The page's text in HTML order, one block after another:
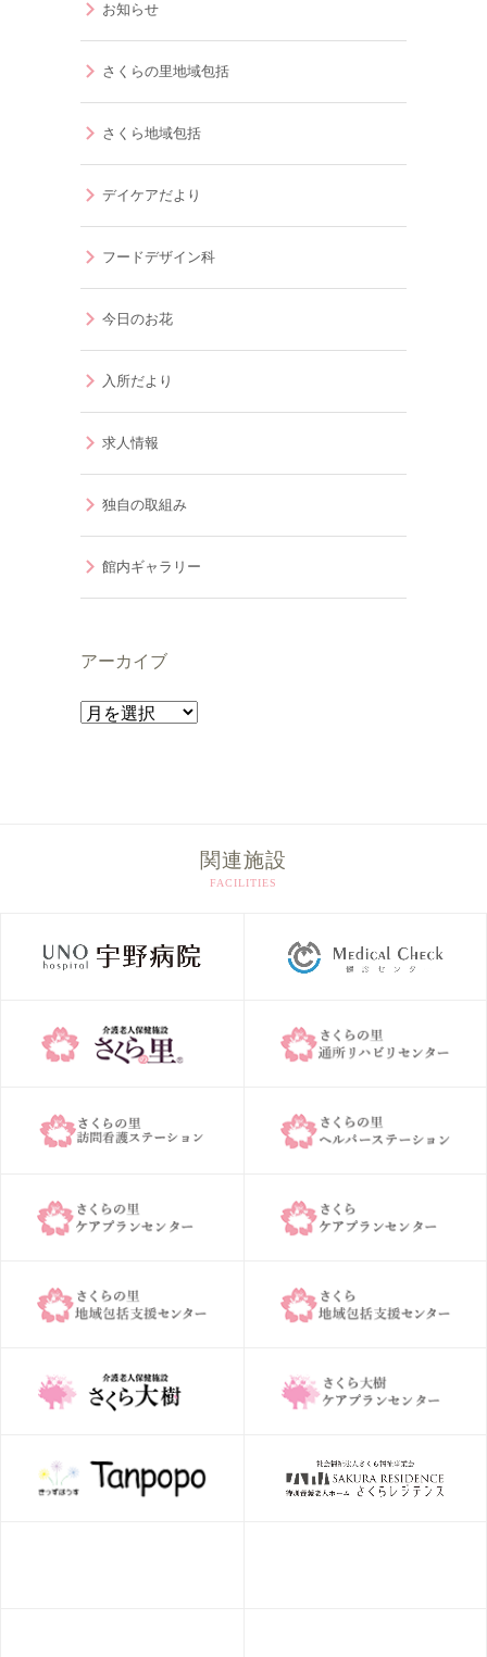
お知らせ
さくらの里地域包括
さくら地域包括
デイケアだより
フードデザイン科
今日のお花
入所だより
求人情報
独自の取組み
館内ギャラリー
アーカイブ
ア
関連施設
FACILITIES